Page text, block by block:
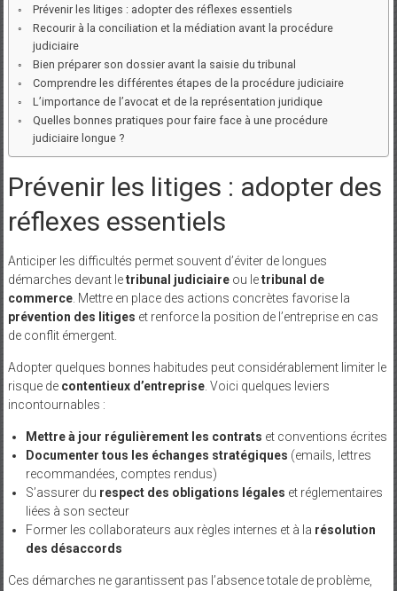
Prévenir les litiges : adopter des réflexes essentiels
Recourir à la conciliation et la médiation avant la procédure
judiciaire
Bien préparer son dossier avant la saisie du tribunal
Comprendre les différentes étapes de la procédure judiciaire
L’importance de l’avocat et de la représentation juridique
Quelles bonnes pratiques pour faire face à une procédure
judiciaire longue ?
Prévenir les litiges : adopter des
réflexes essentiels
Anticiper les difficultés permet souvent d’éviter de longues
démarches devant letribunal judiciaireou letribunal de
commerce. Mettre en place des actions concrètes favorise la
prévention des litiges et renforce la position de l’entreprise en cas
de conflit émergent.
Adopter quelques bonnes habitudes peut considérablement limiter le
risque de contentieux d’entreprise. Voici quelques leviers
incontournables :
Mettre à jour régulièrement les contrats et conventions écrites
Documenter tous les échanges stratégiques (emails, lettres
recommandées, comptes rendus)
S’assurer du respect des obligations légales et réglementaires
liées à son secteur
Former les collaborateurs aux règles internes et à la résolution
des désaccords
Ces démarches ne garantissent pas l’absence totale de problème,